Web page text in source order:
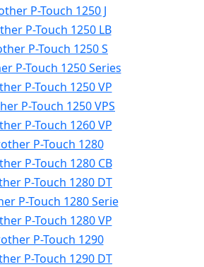
P-Touch 1250 J
P-Touch 1250 LB
P-Touch 1250 S
P-Touch 1250 Series
P-Touch 1250 VP
P-Touch 1250 VPS
P-Touch 1260 VP
P-Touch 1280
P-Touch 1280 CB
P-Touch 1280 DT
P-Touch 1280 Serie
P-Touch 1280 VP
P-Touch 1290
P-Touch 1290 DT